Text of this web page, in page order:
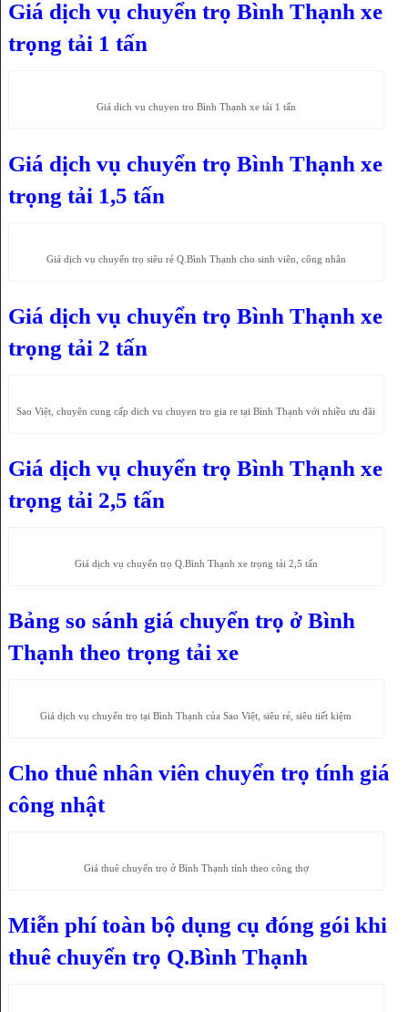
Giá dịch vụ chuyển trọ Bình Thạnh xe
trọng tải 1 tấn
Giá dich vu chuyen tro Bình Thạnh xe tải 1 tấn
Giá dịch vụ chuyển trọ Bình Thạnh xe
trọng tải 1,5 tấn
Giá dịch vụ chuyển trọ siêu rẻ Q.Bình Thạnh cho sinh viên, công nhân
Giá dịch vụ chuyển trọ Bình Thạnh xe
trọng tải 2 tấn
Sao Việt, chuyên cung cấp dich vu chuyen tro gia re tại Bình Thạnh với nhiều ưu đãi
Giá dịch vụ chuyển trọ Bình Thạnh xe
trọng tải 2,5 tấn
Giá dịch vụ chuyển trọ Q.Bình Thạnh xe trọng tải 2,5 tấn
Bảng so sánh giá chuyển trọ ở Bình
Thạnh theo trọng tải xe
Giá dịch vụ chuyển trọ tại Bình Thạnh của Sao Việt, siêu rẻ, siêu tiết kiệm
Cho thuê nhân viên chuyển trọ tính giá
công nhật
Giá thuê chuyển trọ ở Bình Thạnh tính theo công thợ
Miễn phí toàn bộ dụng cụ đóng gói khi
thuê chuyển trọ Q.Bình Thạnh